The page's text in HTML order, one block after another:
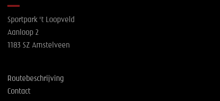
Sportpark 't Loopveld
Aanloop 2
1183 SZ Amstelveen
Routebeschrijving
Contact